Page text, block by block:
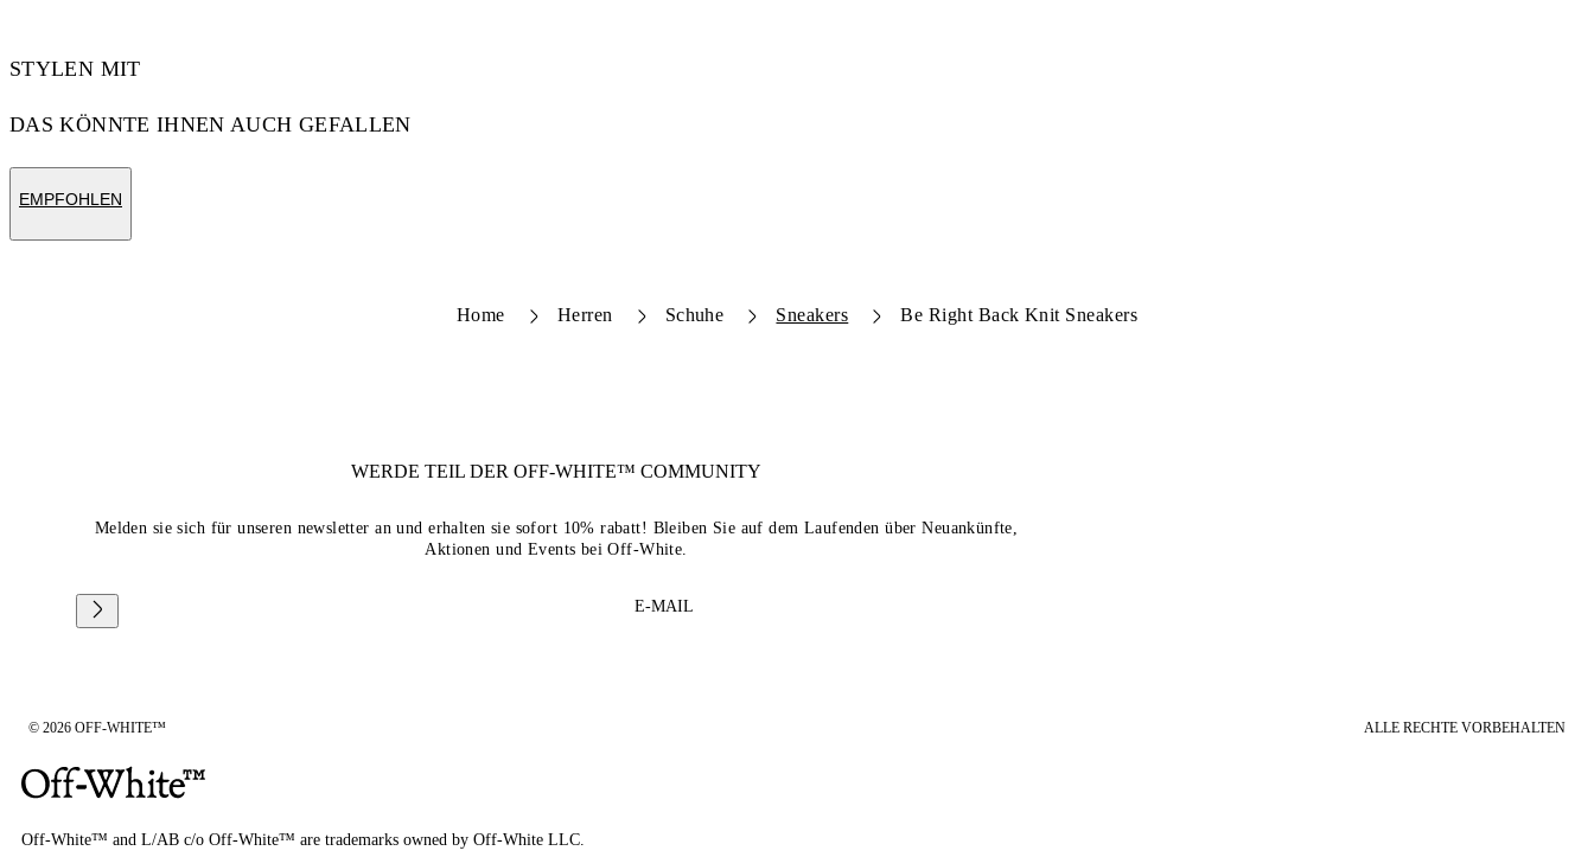
STYLEN MIT
DAS KÖNNTE IHNEN AUCH GEFALLEN
EMPFOHLEN
Home Herren Schuhe Sneakers Be Right Back Knit Sneakers
WERDE TEIL DEROFF-WHITE™ COMMUNITY
Melden sie sich für unseren newsletter an und erhalten sie sofort 10% rabatt! Bleiben Sie auf dem Laufenden über Neuankünfte,
Aktionen und Events bei Off-White.
E-MAIL
© 2026 OFF-WHITE™ ALLE RECHTE VORBEHALTEN
Off-White™ and L/AB c/o Off-White™ are trademarks owned by Off-White LLC.